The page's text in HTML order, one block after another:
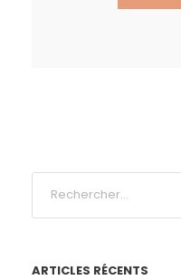
ARTICLES RÉCENTS